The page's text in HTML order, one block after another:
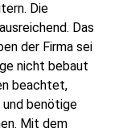
Die
Das
der Firma sei
nicht bebaut
beachtet,
benötige
Mit dem